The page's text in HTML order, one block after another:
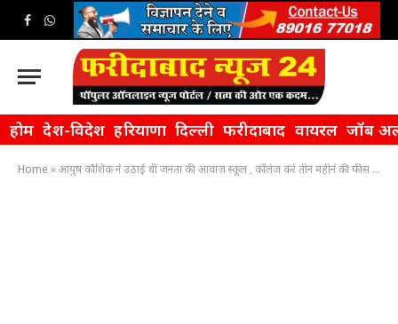
Facebook
WhatsApp
होम देश-विदेश हरियाणा दिल्ली फरीदाबाद वायरल जॉब
Home »आयुष कौशिक ने उठाई थी जनता की आवाज़ स्कूल , कॉलेज करे तीन महीने की फीस माफ़